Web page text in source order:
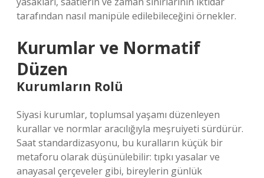
tarafından nasıl manipüle edilebileceğini örnekler.
Kurumlar ve Normatif
Düzen
Kurumların Rolü
Siyasi kurumlar, toplumsal yaşamı düzenleyen
kurallar ve normlar aracılığıyla meşruiyeti sürdürür.
Saat standardizasyonu, bu kuralların küçük bir
metaforu olarak düşünülebilir: tıpkı yasalar ve
anayasal çerçeveler gibi, bireylerin günlük